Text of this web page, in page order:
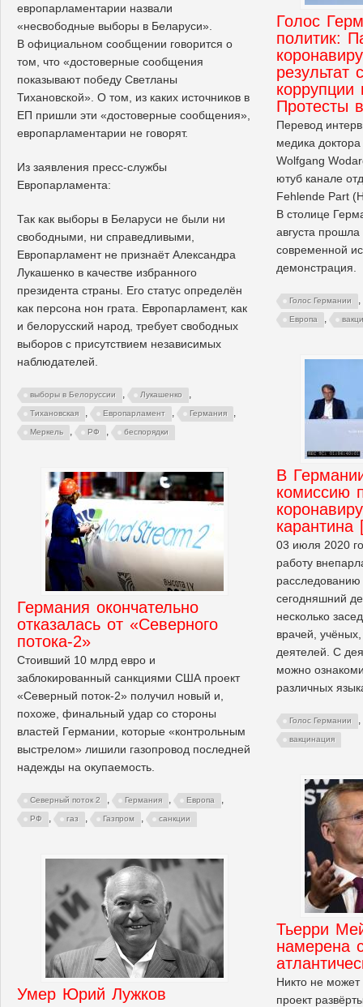
европарламентарии назвали
«несвободные выборы в Беларуси».
В официальном сообщении говорится о
том, что «достоверные сообщения
показывают победу Светланы
Тихановской». О том, из каких источников в
ЕП пришли эти «достоверные сообщения»,
европарламентарии не говорят.
Из заявления пресс-службы
Европарламента:
Так как выборы в Беларуси не были ни
свободными, ни справедливыми,
Европарламент не признаёт Александра
Лукашенко в качестве избранного
президента страны. Его статус определён
как персона нон грата. Европарламент, как
и белорусский народ, требует свободных
выборов с присутствием независимых
наблюдателей.
выборы в Белоруссии , Лукашенко ,
Тихановская , Европарламент , Германия ,
Меркель , РФ , беспорядки
Голос
политик:
результат
Протесты
Перевод
медика
Wolfgang
ютуб канале
Fehlende Part
В столице
августа
современной
демонстрация.
Голос Германии ,
Европа ,
В
комиссию
карантина
03 июля 2020
работу
сегодняшний
несколько
врачей,
деятелей. С
можно
различных
Голос Германии ,
вакцинация
Германия окончательно
отказалась от «Северного
потока-2»
Стоивший 10 млрд евро и
заблокированный санкциями США проект
«Северный поток-2» получил новый и,
похоже, финальный удар со стороны
властей Германии, которые «контрольным
выстрелом» лишили газопровод последней
надежды на окупаемость.
Северный поток 2 , Германия , Европа ,
РФ , газ , Газпром , санкции
Тьерри
намерена
Никто не может
проект
Умер Юрий Лужков